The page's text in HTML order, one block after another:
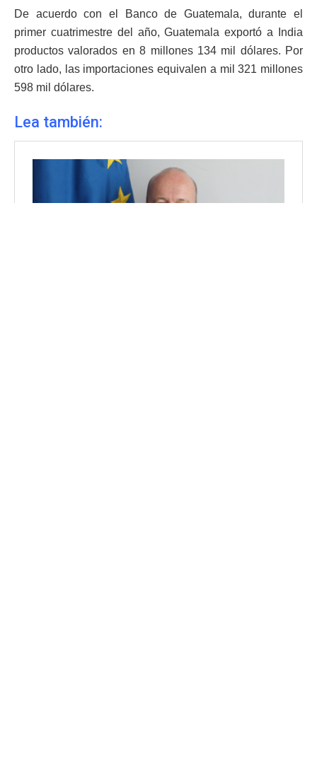
De acuerdo con el Banco de Guatemala, durante el
primer cuatrimestre del año, Guatemala exportó a India
productos valorados en 8 millones 134 mil dólares. Por
otro lado, las importaciones equivalen a mil 321 millones
598 mil dólares.
Lea también: